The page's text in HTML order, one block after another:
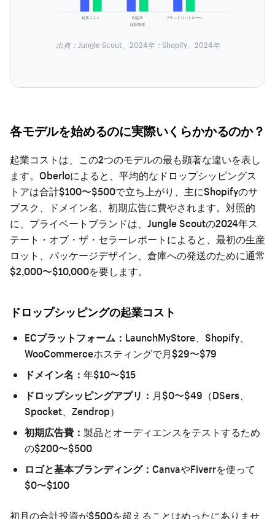
比較指標
起業コスト 利益率 ブランドコントロール
出典：Jungle Scout、2024年；Shopify、2024年
各モデルを始めるのに実際いくらかかるのか？
起業コストは、この2つのモデルの最も顕著な違いを表し
ます。Oberloによると、平均的なドロップシッピングス
トアは合計$100〜$500で立ち上がり、主にShopifyのサ
ブスク、ドメイン名、初期広告に費やされます。対照的
に、プライベートブランドは、Jungle Scoutの2024年ス
テート・オブ・ザ・セラーレポートによると、最初の生産
ロット、パッケージデザイン、倉庫への発送のために通常
$2,000〜$10,000を要します。
ドロップシッピングの起業コスト
ECプラットフォーム： LaunchMyStore、Shopify、
WooCommerceホスティングで月$29〜$79
ドメイン名： 年$10〜$15
ドロップシッピングアプリ： 月$0〜$49（DSers、
Spocket、Zendrop）
初期広告費： 製品とオーディエンスをテストするため
の$200〜$500
ロゴと基本ブランディング： CanvaやFiverrを使って
$0〜$100
初月の合計投資が$500を超えることはめったにありませ